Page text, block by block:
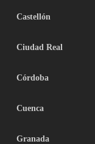
Castellón
Ciudad Real
Córdoba
Cuenca
Granada